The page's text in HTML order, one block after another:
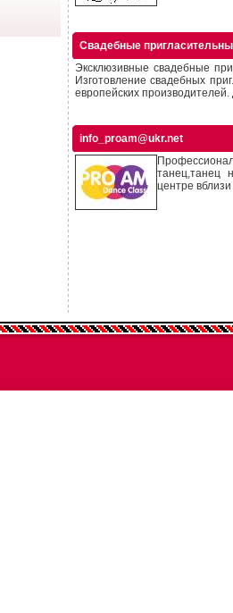
Свадебные
Эксклюзивные свадебные
Изготовление свадебных
европейских производителей.
info_proam@ukr.net
танец,танец
центре